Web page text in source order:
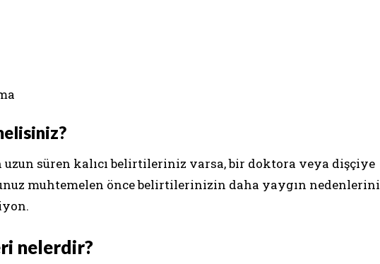
süren kalıcı belirtileriniz varsa, bir doktora veya dişçiye
muhtemelen önce belirtilerinizin daha yaygın nedenlerini
nelerdir?